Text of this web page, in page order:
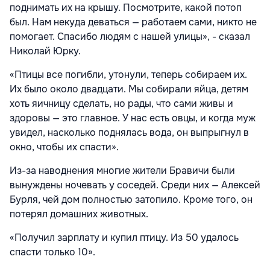
поднимать их на крышу. Посмотрите, какой потоп
был. Нам некуда деваться — работаем сами, никто не
помогает. Спасибо людям с нашей улицы», - сказал
Николай Юрку.
«Птицы все погибли, утонули, теперь собираем их.
Их было около двадцати. Мы собирали яйца, детям
хоть яичницу сделать, но рады, что сами живы и
здоровы — это главное. У нас есть овцы, и когда муж
увидел, насколько поднялась вода, он выпрыгнул в
окно, чтобы их спасти».
Из-за наводнения многие жители Бравичи были
вынуждены ночевать у соседей. Среди них — Алексей
Бурля, чей дом полностью затопило. Кроме того, он
потерял домашних животных.
«Получил зарплату и купил птицу. Из 50 удалось
спасти только 10».